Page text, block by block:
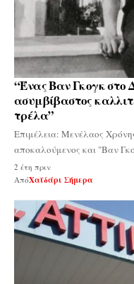
“Ένας Βαν Γκογκ στο
ασυμβίβαστος
τρέλα”
Επιμέλεια: Μενέλαος
αποκαλούμενος και "Βαν
2 έτη πριν
ΑπόΧαϊδάρι Σήμερα